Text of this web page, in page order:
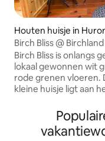
Houten huisje in
s
Birch Bliss @
Birch Bliss is onlangs
lokaal gewonnen wit
rode grenen vloeren.
kleine huisje ligt aan
aan de voorkant,
eigen
eigen steiger met